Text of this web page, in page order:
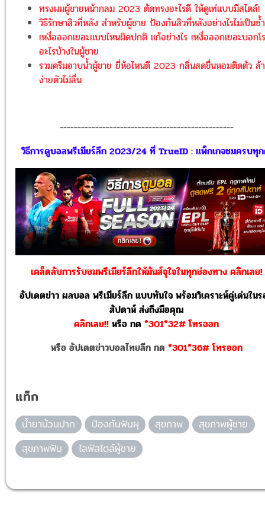
ทรงผมผู้ชายหน้ากลม 2023 ตัดทรงอะไรดี ให้ดูเท่แบบมีสไตล์!
วิธีรักษาสิวที่หลัง สำหรับผู้ชาย ป้องกันสิวที่หลังอย่างไรไม่เป็นซ้
เหงื่อออกเยอะแบบไหนผิดปกติ แก้อย่างไร เหงื่อออกเยอะบอกโ
อะไรบ้างในผู้ชาย
รวมครีมอาบน้ำผู้ชาย ยี่ห้อไหนดี 2023 กลิ่นสดชื่นหอมติดตัว ล้
ง่ายตัวไม่ลื่น
-------------------------------------------------
วิธีการดูบอลพรีเมียร์ลีก 2023/24 ที่ TrueID : แพ็กเกจชมครบทุ
เคล็ดลับการรับชมพรีเมียร์ลีกให้มันส์จุใจในทุกช่องทาง คลิกเลย!
อัปเดตข่าว ผลบอล พรีเมียร์ลีก แบบทันใจ พร้อมวิเคราะห์คู่เด่นใน
สัปดาห์ ส่งถึงมือคุณ
คลิกเลย!! หรือ กด *301*32# โทรออก
หรือ อัปเดตข่าวบอลไทยลีก กด *301*36# โทรออก
แท็ก
น้ำยาบ้วนปาก ป้องกันฟันผุ สุขภาพ
สุขภาพผู้ชาย
สุขภาพฟัน
ไลฟ์สไตล์ผู้ชาย